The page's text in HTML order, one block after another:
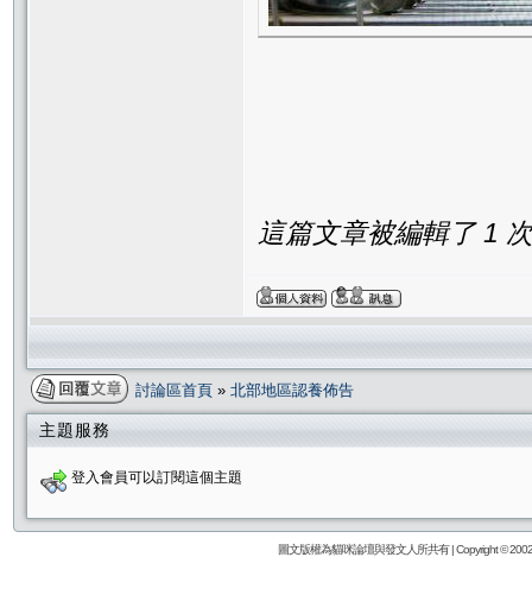
這篇文章被編輯了 1
討論區首頁 » 北部地區認養佈告
主題服務
登入會員可以訂閱這個主題
圖文版權為貓咪論壇與發文人所共有 | Copyright ©